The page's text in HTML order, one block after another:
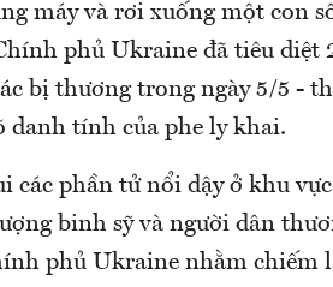
máy và rơi xuống một con
phủ Ukraine đã tiêu diệt
bị thương trong ngày 5/5 -
danh tính của phe ly khai.
các phần tử nổi dậy ở khu
binh sỹ và người dân
phủ Ukraine nhằm